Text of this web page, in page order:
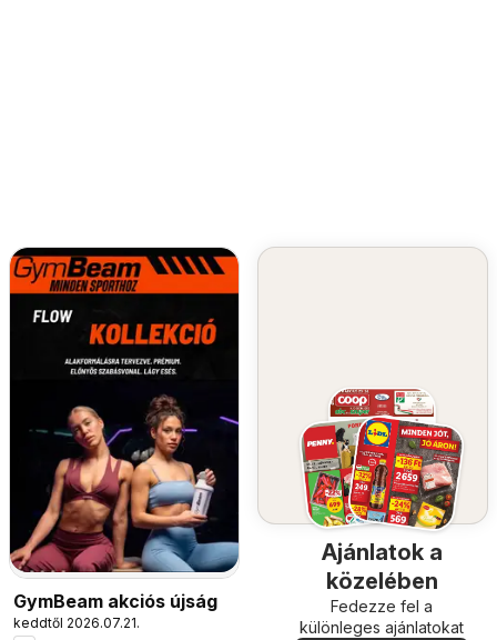
GymBeam akciós újság
keddtől 2026.07.21.
Ajánlatok a
közelében
Fedezze fel a
különleges ajánlatokat